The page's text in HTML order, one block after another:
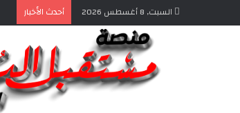
السبت, 8 أغسطس 2026 أحدث الأخبار